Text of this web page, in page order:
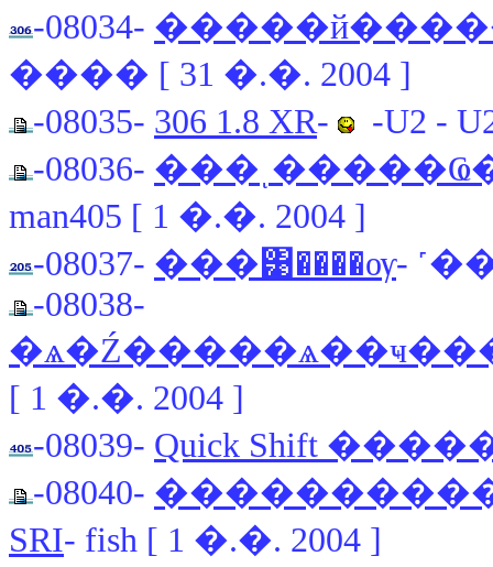
-08034-
���� [ 31 �.�. 2004 ]
-08035- 306 1.8 XR-
-U2 -
-08036-
man405 [ 1 �.�. 2004 ]
-08037- ���͹����ѹ-
-08038-
[ 1 �.�. 2004 ]
-08039- Quick Shift
-08040-
SRI- fish [ 1 �.�. 2004 ]